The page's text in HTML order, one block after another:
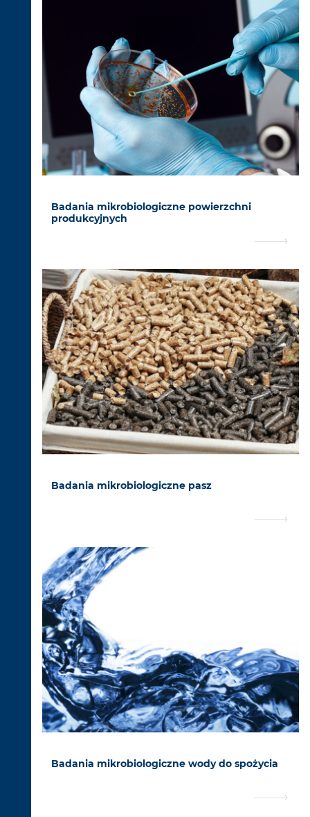
Badania mikrobiologiczne powierzchni
produkcyjnych
Badania mikrobiologiczne pasz
Badania mikrobiologiczne wody do spożycia